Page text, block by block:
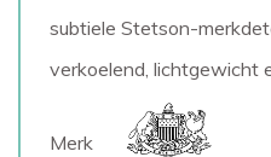
subtiele Stetson-
verkoelend, lichtgewicht
Merk